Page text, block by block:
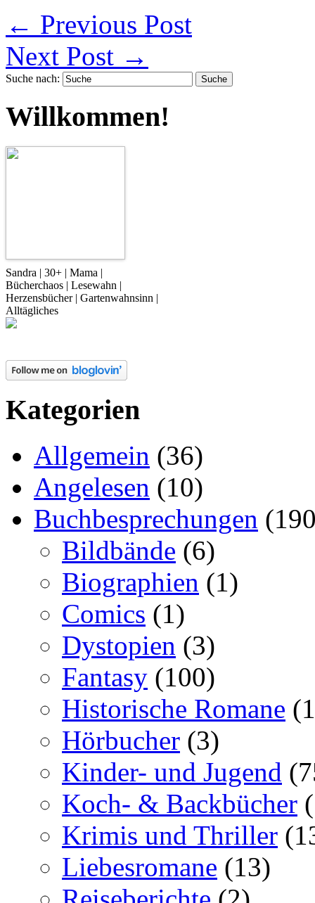
← Previous Post
Next Post →
Suche nach:
Willkommen!
Sandra | 30+ | Mama |
Bücherchaos | Lesewahn |
Herzensbücher | Gartenwahnsinn |
Alltägliches
Kategorien
Allgemein (36)
Angelesen (10)
Buchbesprechungen
Bildbände (6)
Biographien (1)
Comics (1)
Dystopien (3)
Fantasy (100)
Historische Romane
Hörbucher (3)
Kinder- und Jugend
Koch- & Backbücher
Krimis und Thriller
Liebesromane (13)